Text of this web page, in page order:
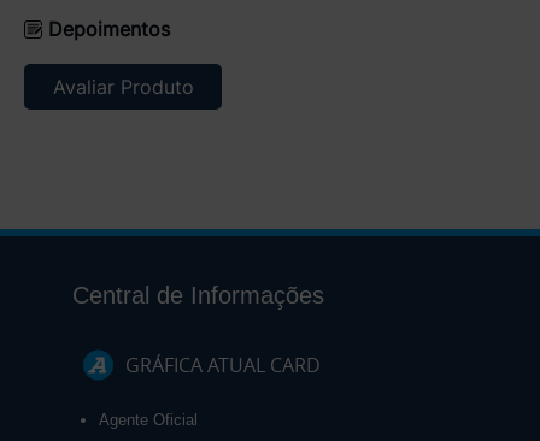
Depoimentos
Avaliar Produto
Central de Informações
GRÁFICA ATUAL CARD
Agente Oficial